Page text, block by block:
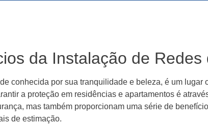
da Instalação de
conhecida por sua tranquilidade e beleza, é um
a proteção em residências e apartamentos é
mas também proporcionam uma série de
de estimação.